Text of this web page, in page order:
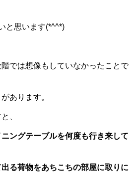
と思います(*^^*)
では想像もしていなかったことで
あります。
、
ニングテーブルを何度も行き来して
出る荷物をあちこちの部屋に取りに